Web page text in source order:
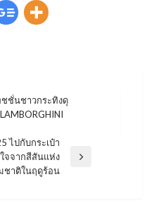
ชั่นชาวกระทิงดุ
ไปกับกระเป๋า
จจากสีสันแห่ง
ชาติในฤดูร้อน